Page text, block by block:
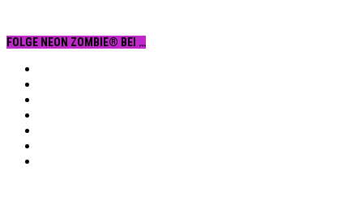
FOLGE NEON ZOMBIE® BEI …